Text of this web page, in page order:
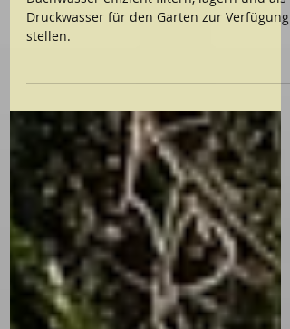
Gartenbewässerung
Dachwasser effizient filtern, lagern und als